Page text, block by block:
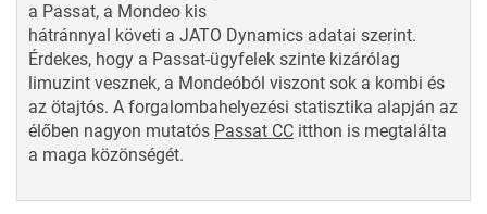
a Passat, a Mondeo kis
hátránnyal követi a JATO Dynamics adatai szerint.
Érdekes, hogy a Passat-ügyfelek szinte kizárólag
limuzint vesznek, a Mondeóból viszont sok a kombi és
az ötajtós. A forgalombahelyezési statisztika alapján az
élőben nagyon mutatós Passat CC itthon is megtalálta
a maga közönségét.